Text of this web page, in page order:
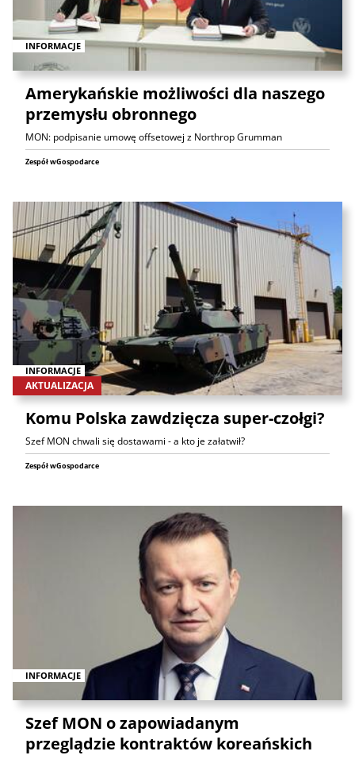
INFORMACJE
Amerykańskie możliwości dla naszego
przemysłu obronnego
MON: podpisanie umowę offsetowej z Northrop Grumman
Zespół wGospodarce
INFORMACJE
AKTUALIZACJA
Komu Polska zawdzięcza super-czołgi?
Szef MON chwali się dostawami - a kto je załatwił?
Zespół wGospodarce
INFORMACJE
Szef MON o zapowiadanym
przeglądzie kontraktów koreańskich